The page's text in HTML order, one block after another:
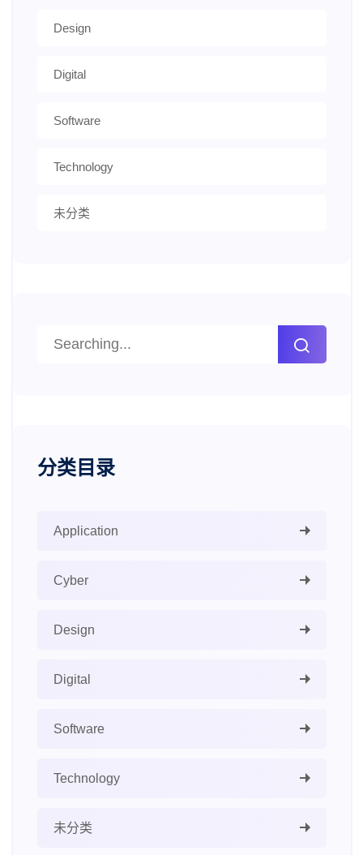
Design
Digital
Software
Technology
未分类
分类目录
Application
Cyber
Design
Digital
Software
Technology
未分类